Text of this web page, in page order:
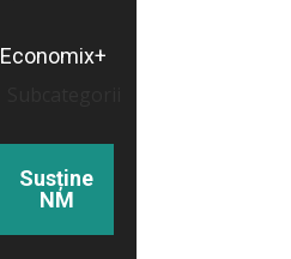
Economix+
Susține
NM